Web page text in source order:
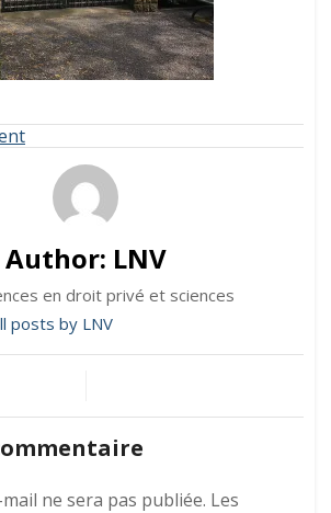
on
Author: LNV
en droit privé et sciences
posts by LNV
ne sera pas publiée. Les